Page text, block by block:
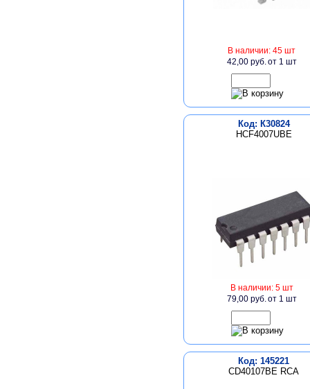
В наличии: 45 шт
42,00 руб.от 1 шт
Код: К30824
HCF4007UBE
В наличии: 5 шт
79,00 руб.от 1 шт
Код: 145221
CD40107BE RCA